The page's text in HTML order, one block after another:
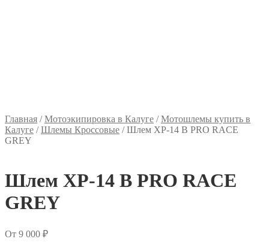
Главная /Мотоэкипировка в Калуге /Мотошлемы купить в
Калуге /Шлемы Кроссовые /Шлем XP-14 B PRO RACE
GREY
Шлем XP-14 B PRO RACE
GREY
От 9 000 ₽